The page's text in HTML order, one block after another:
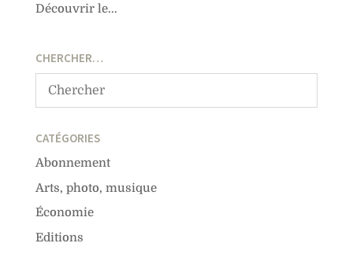
Découvrir le...
CHERCHER…
CATÉGORIES
Abonnement
Arts, photo, musique
Économie
Editions